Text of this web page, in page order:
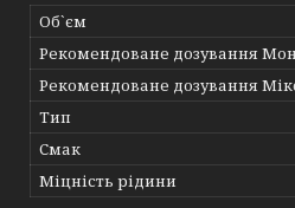
Об`єм
Рекомендоване дозування
Рекомендоване дозування
Тип
Смак
Міцність рідини